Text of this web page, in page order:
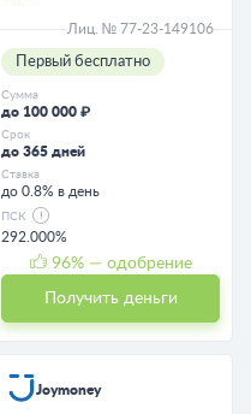
Лиц. № 77-23-149106
Первый бесплатно
Сумма
до 100 000 ₽
Срок
до 365 дней
Ставка
до 0.8% в день
ПСК
292.000%
96% — одобрение
Получить деньги
Joymoney